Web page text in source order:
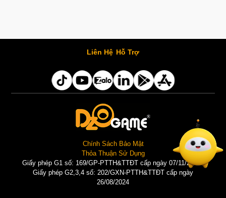
Liên Hệ Hỗ Trợ
Chính Sách Bảo Mật
Thỏa Thuận Sử Dụng
Giấy phép G1 số: 169/GP-PTTH&TTĐT cấp ngày 07/11/2025 |
Giấy phép G2,3,4 số: 202/GXN-PTTH&TTĐT cấp ngày
26/08/2024